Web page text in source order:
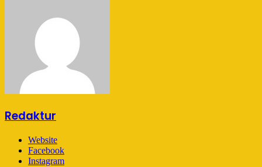
Redaktur
Website
Facebook
Instagram